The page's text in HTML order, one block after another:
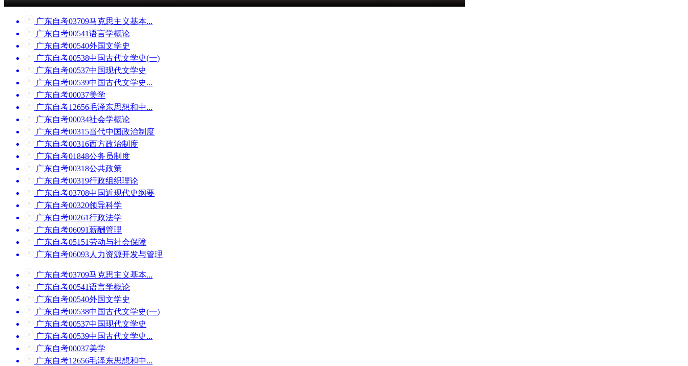
广东自考03709马克思主义基本...
广东自考00541语言学概论
广东自考00540外国文学史
广东自考00538中国古代文学史(一)
广东自考00537中国现代文学史
广东自考00539中国古代文学史...
广东自考00037美学
广东自考12656毛泽东思想和中...
广东自考00034社会学概论
广东自考00315当代中国政治制度
广东自考00316西方政治制度
广东自考01848公务员制度
广东自考00318公共政策
广东自考00319行政组织理论
广东自考03708中国近现代史纲要
广东自考00320领导科学
广东自考00261行政法学
广东自考06091薪酬管理
广东自考05151劳动与社会保障
广东自考06093人力资源开发与管理
广东自考03709马克思主义基本...
广东自考00541语言学概论
广东自考00540外国文学史
广东自考00538中国古代文学史(一)
广东自考00537中国现代文学史
广东自考00539中国古代文学史...
广东自考00037美学
广东自考12656毛泽东思想和中...